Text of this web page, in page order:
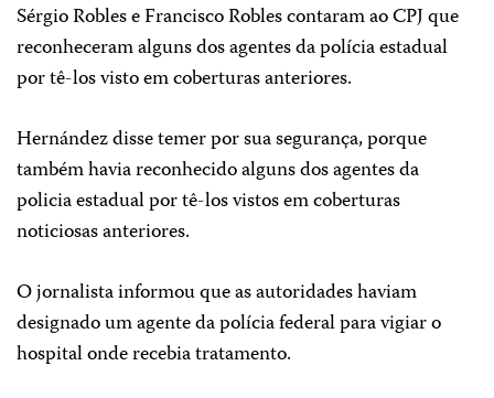
Sérgio Robles e Francisco Robles contaram ao CPJ que
reconheceram alguns dos agentes da polícia estadual
por tê-los visto em coberturas anteriores.
Hernández disse temer por sua segurança, porque
também havia reconhecido alguns dos agentes da
policia estadual por tê-los vistos em coberturas
noticiosas anteriores.
O jornalista informou que as autoridades haviam
designado um agente da polícia federal para vigiar o
hospital onde recebia tratamento.